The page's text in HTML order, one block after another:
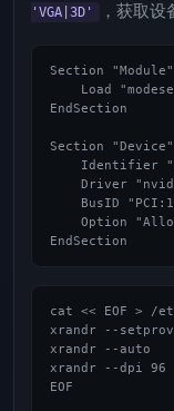
'VGA|3D'
，获取
Section "Module"
Load
EndSection
Section "Device"
Identifier
Driver
BusID
Option
cat << EOF > /
xrandr --
xrandr --auto
xrandr --dpi 96
EOF